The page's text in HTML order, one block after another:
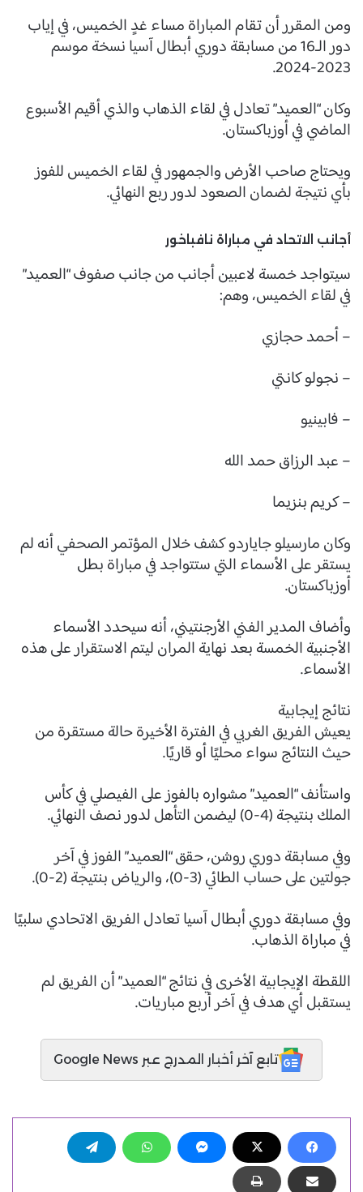
ومن المقرر أن تقام المباراة مساء غدٍ الخميس، في إياب
دور الـ16 من مسابقة دوري أبطال آسيا نسخة موسم
2023-2024.
وكان “العميد” تعادل في لقاء الذهاب والذي أقيم الأسبوع
الماضي في أوزباكستان.
ويحتاج صاحب الأرض والجمهور في لقاء الخميس للفوز
بأي نتيجة لضمان الصعود لدور ربع النهائي.
أجانب الاتحاد في مباراة نافباخور
سيتواجد خمسة لاعبين أجانب من جانب صفوف “العميد”
في لقاء الخميس، وهم:
– أحمد حجازي
– نجولو كانتي
– فابينيو
– عبد الرزاق حمد الله
– كريم بنزيما
وكان مارسيلو جاياردو كشف خلال المؤتمر الصحفي أنه لم
يستقر على الأسماء التي ستتواجد في مباراة بطل
أوزباكستان.
وأضاف المدير الفني الأرجنتيني، أنه سيحدد الأسماء
الأجنبية الخمسة بعد نهاية المران ليتم الاستقرار على هذه
الأسماء.
نتائج إيجابية
يعيش الفريق الغربي في الفترة الأخيرة حالة مستقرة من
حيث النتائج سواء محليًا أو قاريًا.
واستأنف “العميد” مشواره بالفوز على الفيصلي في كأس
الملك بنتيجة (4-0) ليضمن التأهل لدور نصف النهائي.
وفي مسابقة دوري روشن، حقق “العميد” الفوز في آخر
جولتين على حساب الطائي (3-0)، والرياض بنتيجة (2-0).
وفي مسابقة دوري أبطال آسيا تعادل الفريق الاتحادي سلبيًا
في مباراة الذهاب.
اللقطة الإيجابية الأخرى في نتائج “العميد” أن الفريق لم
يستقبل أي هدف في آخر أربع مباريات.
تابع آخر أخبار المدرج عبر Google News